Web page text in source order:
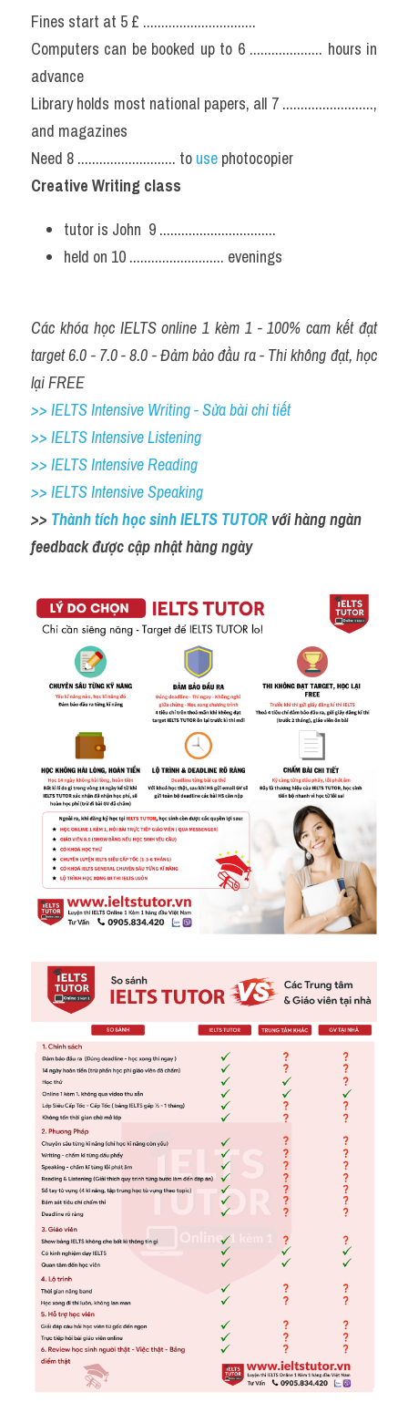
Fines start at 5 £ ...............................
Computers can be booked up to 6 .................... hours in
advance
Library holds most national papers, all 7 .........................,
and magazines
Need 8 ........................... to use photocopier
Creative Writing class
tutor is John  9 ................................
held on 10 .......................... evenings
Các khóa học IELTS online 1 kèm 1 - 100% cam kết đạt
target 6.0 - 7.0 - 8.0 - Đảm bảo đầu ra - Thi không đạt, học
lại FREE
>> IELTS Intensive Writing - Sửa bài chi tiết
>> IELTS Intensive Listening
>> IELTS Intensive Reading
>> IELTS Intensive Speaking
>> Thành tích học sinh IELTS TUTOR với hàng ngàn
feedback được cập nhật hàng ngày